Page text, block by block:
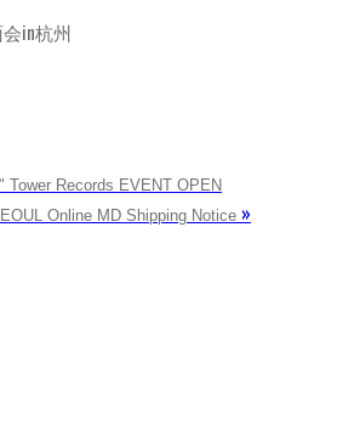
in杭州
Tower Records EVENT OPEN
Online MD Shipping Notice »